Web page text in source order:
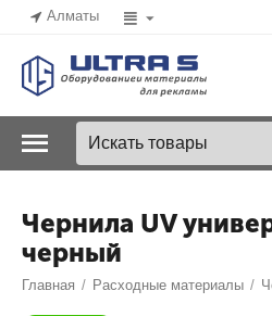
Алматы
Чернила UV
черный
Главная / Расходные материалы /
В наличии